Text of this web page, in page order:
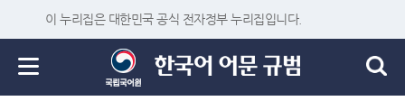
이 누리집은 대한민국 공식 전자정부 누리집입니다.